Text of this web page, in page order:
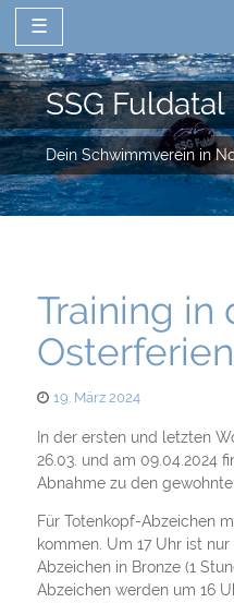
☰
Zum
Inhalt
springenSSG Fuldatal
Dein Schwimmverein in
Training in
Osterferien
Posted
19. März 2024
In der ersten und letzten
26.03. und am 09.04.2024
Abnahme zu den
Für Totenkopf-Abzeichen
kommen. Um 17 Uhr ist
Abzeichen in Bronze (1
Abzeichen werden um 16